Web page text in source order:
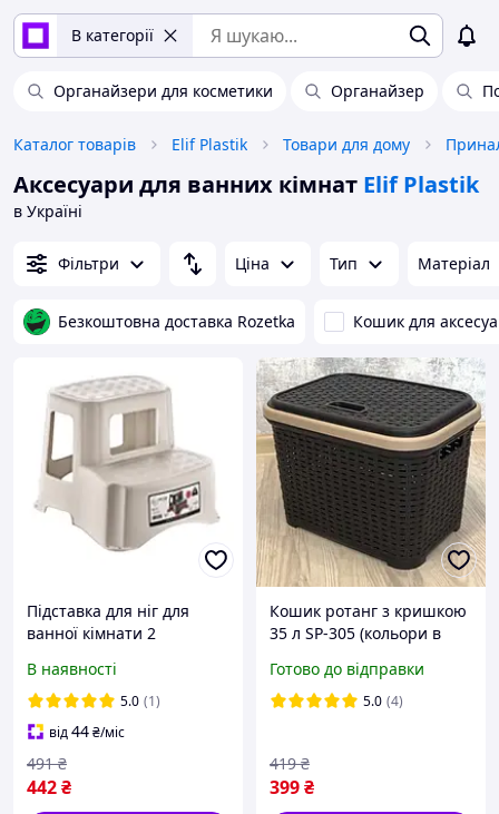
В категорії
Органайзери для косметики Органайзер
Каталог товарів Elif Plastik Товари для дому
Аксесуари для ванних кімнат Elif Plastik
в Україні
Фільтри Ціна Тип Матеріал
Безкоштовна доставка Rozetka Кошик для
Підставка для ніг для
ванної кімнати 2
білий ELIF
В наявності
5.0 (1)
від44₴/міс
442₴
491 ₴
Кошик ротанг з кришкою
35 л SP-305 (кольори в
Готово до відправки
5.0 (4)
399₴
419 ₴